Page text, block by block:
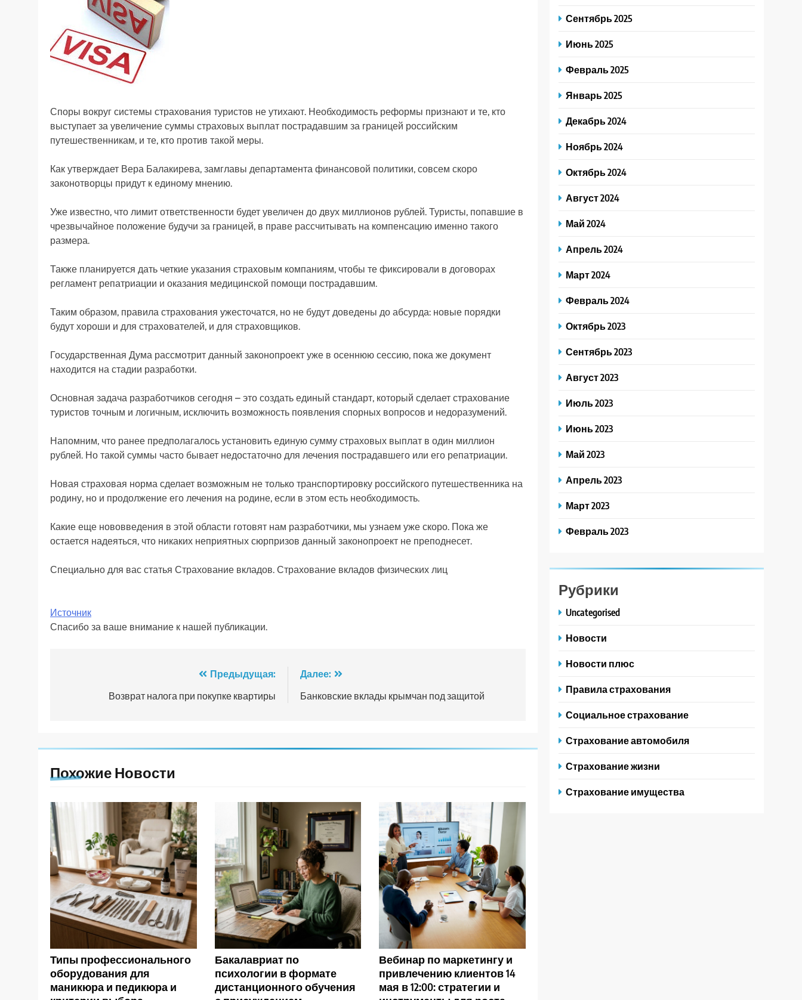
Споры вокруг системы страхования туристов не утихают. Необходимость реформы признают и те, кто
выступает за увеличение суммы страховых выплат пострадавшим за границей российским
путешественникам, и те, кто против такой меры.
Как утверждает Вера Балакирева, замглавы департамента финансовой политики, совсем скоро
законотворцы придут к единому мнению.
Уже известно, что лимит ответственности будет увеличен до двух миллионов рублей. Туристы, попавшие в
чрезвычайное положение будучи за границей, в праве рассчитывать на компенсацию именно такого
размера.
Также планируется дать четкие указания страховым компаниям, чтобы те фиксировали в договорах
регламент репатриации и оказания медицинской помощи пострадавшим.
Таким образом, правила страхования ужесточатся, но не будут доведены до абсурда: новые порядки
будут хороши и для страхователей, и для страховщиков.
Государственная Дума рассмотрит данный законопроект уже в осеннюю сессию, пока же документ
находится на стадии разработки.
Основная задача разработчиков сегодня – это создать единый стандарт, который сделает страхование
туристов точным и логичным, исключить возможность появления спорных вопросов и недоразумений.
Напомним, что ранее предполагалось установить единую сумму страховых выплат в один миллион
рублей. Но такой суммы часто бывает недостаточно для лечения пострадавшего или его репатриации.
Новая страховая норма сделает возможным не только транспортировку российского путешественника на
родину, но и продолжение его лечения на родине, если в этом есть необходимость.
Какие еще нововведения в этой области готовят нам разработчики, мы узнаем уже скоро. Пока же
остается надеяться, что никаких неприятных сюрпризов данный законопроект не преподнесет.
Специально для вас статья Страхование вкладов. Страхование вкладов физических лиц
Источник
Спасибо за ваше внимание к нашей публикации.
Предыдущая:
Возврат налога при покупке квартиры
Далее:
Банковские вклады крымчан под защитой
Похожие Новости
Типы профессионального
оборудования для
маникюра и педикюра и
Бакалавриат по
психологии в формате
дистанционного обучения
Вебинар по маркетингу и
привлечению клиентов 14
мая в 12:00: стратегии и
Сентябрь 2025
Июнь 2025
Февраль 2025
Январь 2025
Декабрь 2024
Ноябрь 2024
Октябрь 2024
Август 2024
Май 2024
Апрель 2024
Март 2024
Февраль 2024
Октябрь 2023
Сентябрь 2023
Август 2023
Июль 2023
Июнь 2023
Май 2023
Апрель 2023
Март 2023
Февраль 2023
Рубрики
Uncategorised
Новости
Новости плюс
Правила страхования
Социальное страхование
Страхование автомобиля
Страхование жизни
Страхование имущества